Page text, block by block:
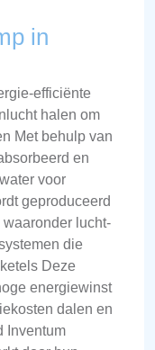
in
efficiënte
halen om
Met behulp van
en
voor
geproduceerd
waaronder lucht-
die
Deze
energiewinst
dalen en
Inventum